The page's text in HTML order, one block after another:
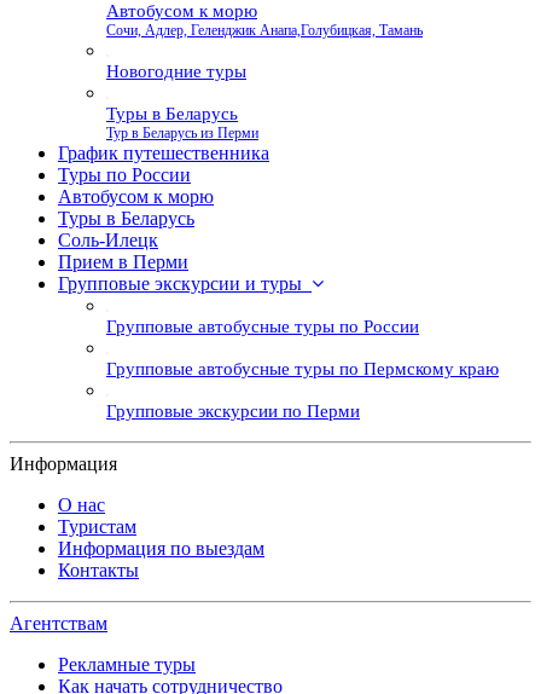
Автобусом к морю
Сочи, Адлер, Геленджик Анапа,Голубицкая, Тамань
Новогодние туры
Туры в Беларусь
Тур в Беларусь из Перми
График путешественника
Туры по России
Автобусом к морю
Туры в Беларусь
Соль-Илецк
Прием в Перми
Групповые экскурсии и туры
Групповые автобусные туры по России
Групповые автобусные туры по Пермскому краю
Групповые экскурсии по Перми
Информация
О нас
Туристам
Информация по выездам
Контакты
Агентствам
Рекламные туры
Как начать сотрудничество